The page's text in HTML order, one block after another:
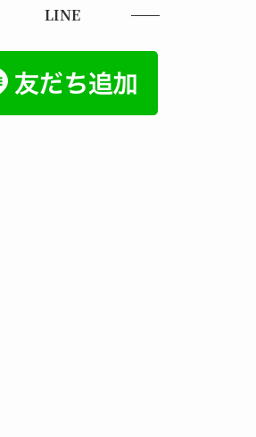
LINE